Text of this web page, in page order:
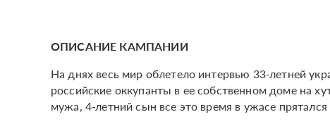
ОПИСАНИЕ КАМПАНИИ
На днях весь мир облетело интервью 33-летней
российские оккупанты в ее собственном доме на
мужа, 4-летний сын все это время в ужасе прятался